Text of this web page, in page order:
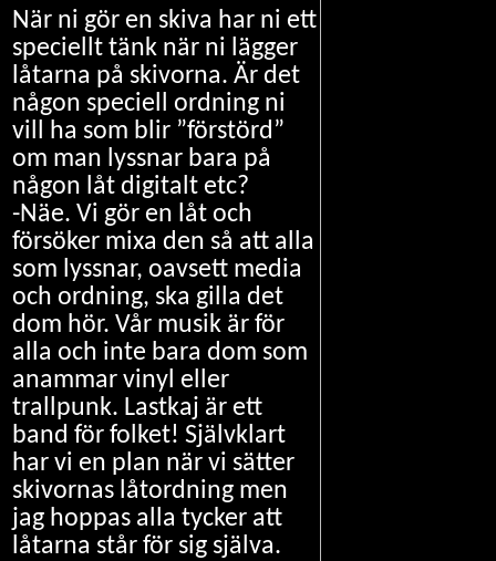
När ni gör en skiva har ni ett
speciellt tänk när ni lägger
låtarna på skivorna. Är det
någon speciell ordning ni
vill ha som blir ”förstörd”
om man lyssnar bara på
någon låt digitalt etc?
-Näe. Vi gör en låt och
försöker mixa den så att alla
som lyssnar, oavsett media
och ordning, ska gilla det
dom hör. Vår musik är för
alla och inte bara dom som
anammar vinyl eller
trallpunk. Lastkaj är ett
band för folket! Självklart
har vi en plan när vi sätter
skivornas låtordning men
jag hoppas alla tycker att
låtarna står för sig själva.